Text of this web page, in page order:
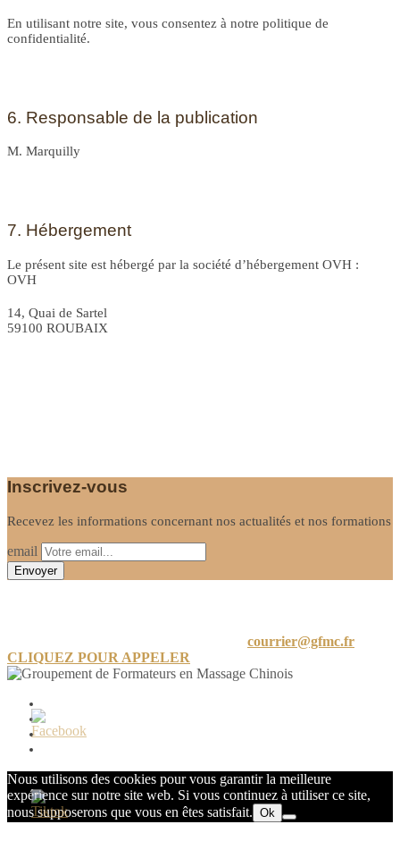
En utilisant notre site, vous consentez à notre politique de
confidentialité.
6. Responsable de la publication
M. Marquilly
7. Hébergement
Le présent site est hébergé par la société d’hébergement OVH :
OVH
14, Quai de Sartel
59100 ROUBAIX
Inscrivez-vous
Recevez les informations concernant nos actualités et nos formations
email
courrier@gfmc.fr
CLIQUEZ POUR APPELER
Mot de passe perdu
Conditions générales de vente
Nous utilisons des cookies pour vous garantir la meilleure
expérience sur notre site web. Si vous continuez à utiliser ce site,
nous supposerons que vous en êtes satisfait. Ok